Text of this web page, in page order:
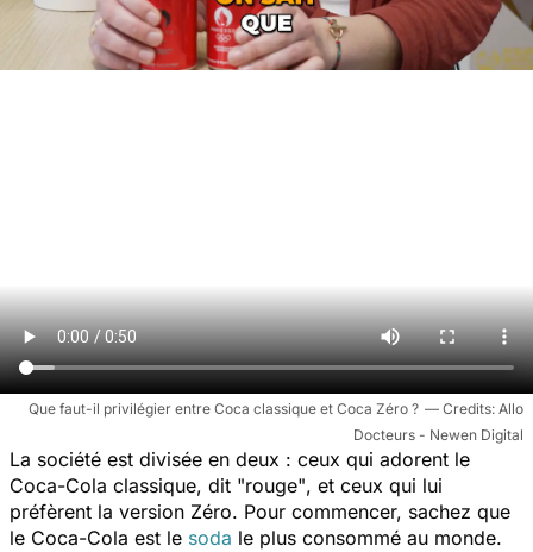
Que faut-il privilégier entre Coca classique et Coca Zéro ?
Allo
Docteurs - Newen Digital
La société est divisée en deux : ceux qui adorent le
Coca-Cola classique, dit "rouge", et ceux qui lui
préfèrent la version Zéro. Pour commencer, sachez que
le Coca-Cola est le soda le plus consommé au monde.